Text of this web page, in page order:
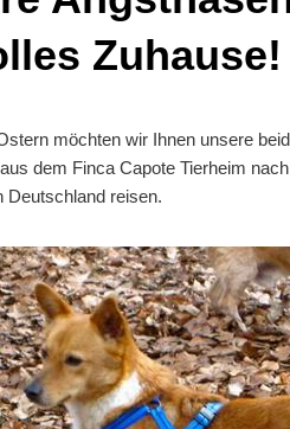
Zuhause!
möchten wir Ihnen unsere
dem Finca Capote Tierheim
Deutschland reisen.